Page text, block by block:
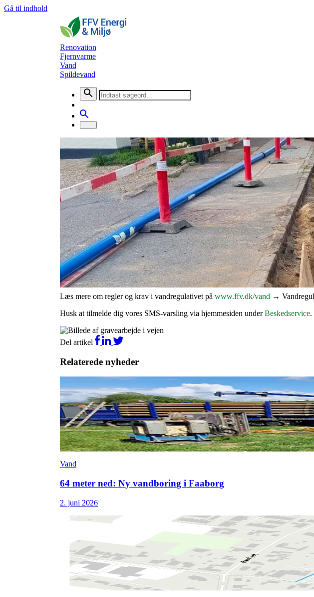
Gå til indhold
Renovation
Fjernvarme
Vand
Spildevand
Renovering af vandledninger i en del af
Vand
1. maj 2025
FFV Vand A/S renoverer vandledninger i en del af Kildetoften i foråret 2025.
I foråret 2025 gennemfører FFV Vand A/S renovering og udskiftning af både
Formålet med renoveringen er at fremtidssikre ledningsnettet og reducere
De berørte husstande har modtaget direkte information via brev. I brevet
eller udskiftning, hvis ledningerne er teknisk udtjente.
Læs mere om regler og krav i vandregulativet på www.ffv.dk/vand →
Husk at tilmelde dig vores SMS-varsling via hjemmesiden underBeskedservice.
Del artikel
Relaterede nyheder
Vand
64 meter ned: Ny vandboring i Faaborg
2. juni 2026